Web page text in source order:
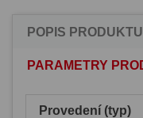
POPIS PRODUKTU
PARAMETRY
Provedení (typ)